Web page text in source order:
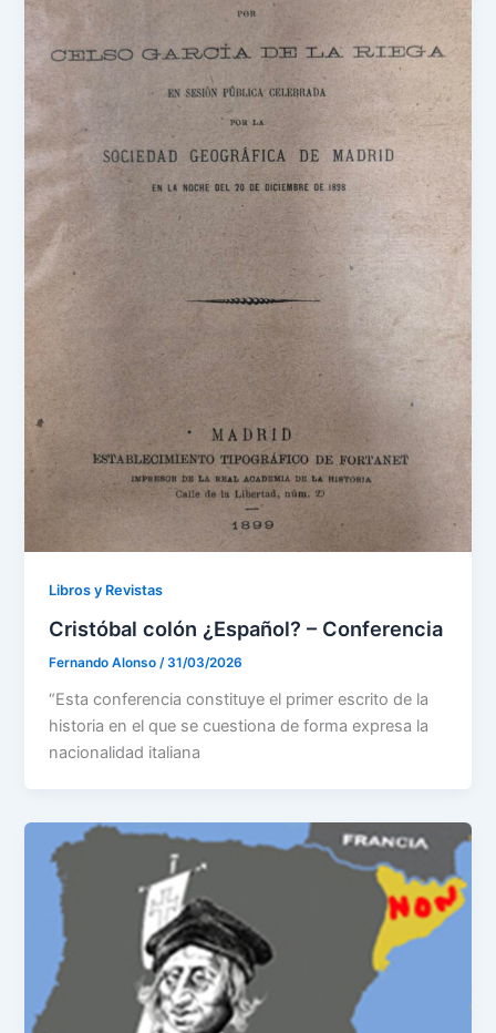
Libros y Revistas
Cristóbal colón ¿Español? – Conferencia
Fernando Alonso /31/03/2026
“Esta conferencia constituye el primer escrito de la
historia en el que se cuestiona de forma expresa la
nacionalidad italiana